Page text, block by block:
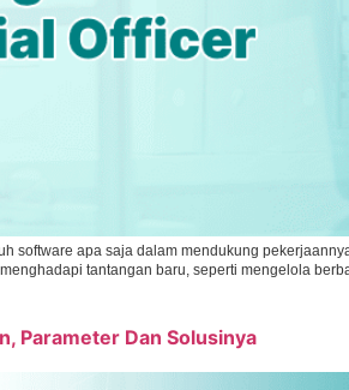
software apa saja dalam mendukung
tantangan baru, seperti mengelola
Parameter Dan Solusinya